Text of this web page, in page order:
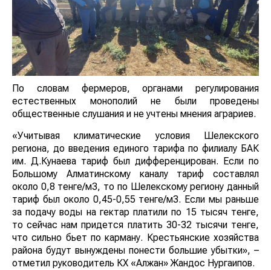
По словам фермеров, органами регулирования
естественных монополий не были проведены
общественные слушания и не учтены мнения аграриев.
«Учитывая климатические условия Шелекского
региона, до введения единого тарифа по филиалу БАК
им. Д.Кунаева тариф был дифференцирован. Если по
Большому Алматинскому каналу тариф составлял
около 0,8 тенге/м3, то по Шелекскому региону данный
тариф был около 0,45-0,55 тенге/м3. Если мы раньше
за подачу воды на гектар платили по 15 тысяч тенге,
то cейчас нам придется платить 30-32 тысячи тенге,
что сильно бьет по карману. Крестьянские хозяйства
района будут вынуждены понести большие убытки», –
отметил руководитель КХ «Алжан» Жандос Нургаипов.